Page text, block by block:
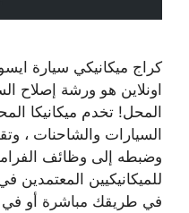
كراج ميكانيكي سيارة
اونلاين هو ورشة إصلاح
المحل! تخدم ميكانيكا
السيارات والشاحنات ،
وضبطه إلى وظائف
للميكانيكيين المعتمدين
في طريقك مباشرة أو